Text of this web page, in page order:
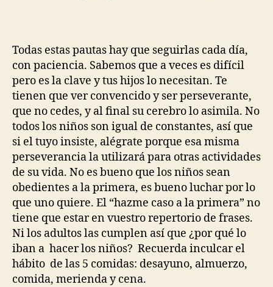
Todas estas pautas hay que seguirlas cada día,
con paciencia. Sabemos que a veces es difícil
pero es la clave y tus hijos lo necesitan. Te
tienen que ver convencido y ser perseverante,
que no cedes, y al final su cerebro lo asimila. No
todos los niños son igual de constantes, así que
si el tuyo insiste, alégrate porque esa misma
perseverancia la utilizará para otras actividades
de su vida. No es bueno que los niños sean
obedientes a la primera, es bueno luchar por lo
que uno quiere. El “hazme caso a la primera” no
tiene que estar en vuestro repertorio de frases.
Ni los adultos las cumplen así que ¿por qué lo
iban a hacer los niños? Recuerda inculcar el
hábito de las 5 comidas: desayuno, almuerzo,
comida, merienda y cena.